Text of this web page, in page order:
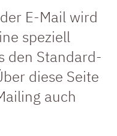
E-Mail wird
speziell
den Standard-
diese Seite
auch